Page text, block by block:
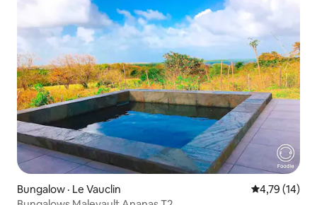
Bungalow · Le Vauclin Note
4,79 (14)